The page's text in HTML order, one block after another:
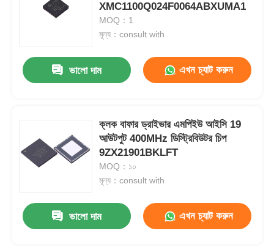
XMC1100Q024F0064ABXUMA1
MOQ：1
মূল্য：consult with
ভালো দাম এখন চ্যাট করুন
ক্লক বাফার ড্রাইভার এমপিইউ আইসি 19
আউটপুট 400MHz ডিস্ট্রিবিউটর চিপ
9ZX21901BKLFT
MOQ：১০
মূল্য：consult with
ভালো দাম এখন চ্যাট করুন